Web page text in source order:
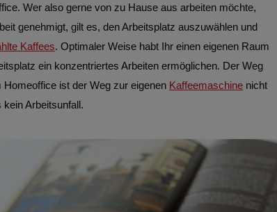
Wer also gerne von zu Hause aus arbeiten möchte,
genehmigt, gilt es, den Arbeitsplatz auszuwählen und
Kaffees. Optimaler Weise habt Ihr einen eigenen Raum
ein konzentriertes Arbeiten ermöglichen. Der Weg
ist der Weg zur eigenen Kaffeemaschine nicht
Arbeitsunfall.